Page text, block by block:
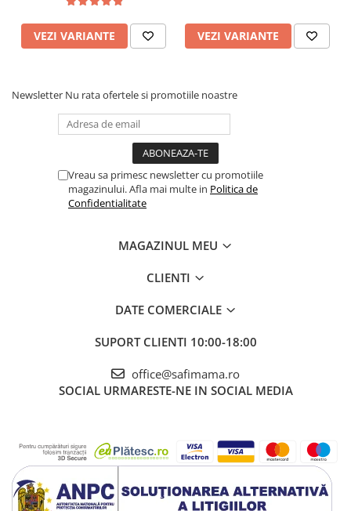
VEZI VARIANTE VEZI VARIANTE
Newsletter Nu rata ofertele si promotiile noastre
Vreau sa primesc newsletter cu promotiile
magazinului. Afla mai multe in Politica de
Confidentialitate
MAGAZINUL MEU
CLIENTI
DATE COMERCIALE
SUPORT CLIENTI 10:00-18:00
office@safimama.ro
SOCIAL URMARESTE-NE IN SOCIAL MEDIA